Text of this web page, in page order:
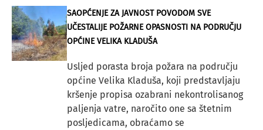
SAOPĆENJE ZA JAVNOST POVODOM SVE
UČESTALIJE POŽARNE OPASNOSTI NA PODRUČJU
OPĆINE VELIKA KLADUŠA
Usljed porasta broja požara na području
općine Velika Kladuša, koji predstavljaju
kršenje propisa ozabrani nekontrolisanog
paljenja vatre, naročito one sa štetnim
posljedicama, obraćamo se